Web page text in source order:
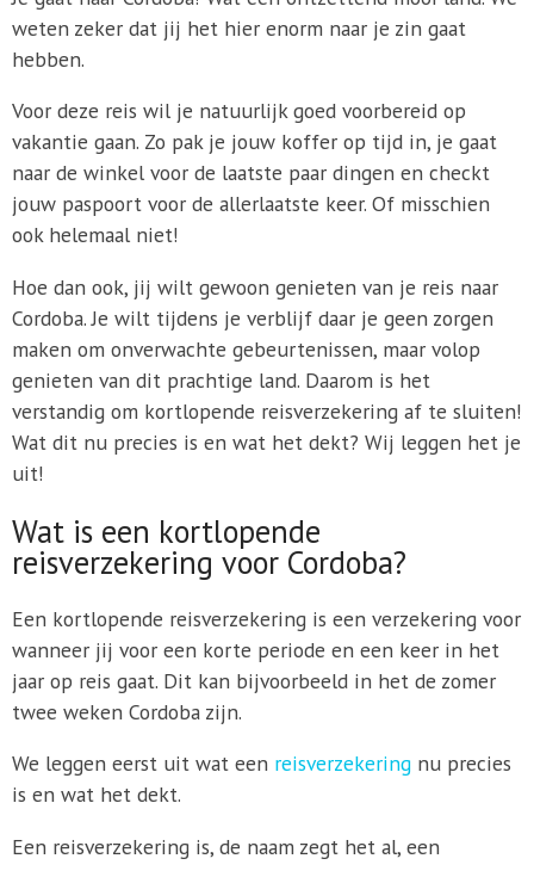
weten zeker dat jij het hier enorm naar je zin gaat
hebben.
Voor deze reis wil je natuurlijk goed voorbereid op
vakantie gaan. Zo pak je jouw koffer op tijd in, je gaat
naar de winkel voor de laatste paar dingen en checkt
jouw paspoort voor de allerlaatste keer. Of misschien
ook helemaal niet!
Hoe dan ook, jij wilt gewoon genieten van je reis naar
Cordoba. Je wilt tijdens je verblijf daar je geen zorgen
maken om onverwachte gebeurtenissen, maar volop
genieten van dit prachtige land. Daarom is het
verstandig om kortlopende reisverzekering af te sluiten!
Wat dit nu precies is en wat het dekt? Wij leggen het je
uit!
Wat is een kortlopende
reisverzekering voor Cordoba?
Een kortlopende reisverzekering is een verzekering voor
wanneer jij voor een korte periode en een keer in het
jaar op reis gaat. Dit kan bijvoorbeeld in het de zomer
twee weken Cordoba zijn.
We leggen eerst uit wat een reisverzekeringnu precies
is en wat het dekt.
Een reisverzekering is, de naam zegt het al, een